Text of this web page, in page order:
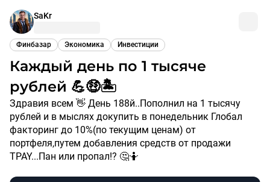
SaKr
Финбазар Экономика Инвестиции
Каждый день по 1 тысяче
рублей 💪🤑🏝️
Здравия всем 👋 День 188й..Пополнил на 1 тысячу
рублей и в мыслях докупить в понедельник Глобал
факторинг до 10%(по текущим ценам) от
портфеля,путем добавления средств от продажи
TPAY...Пан или пропал!? 🤔🤷